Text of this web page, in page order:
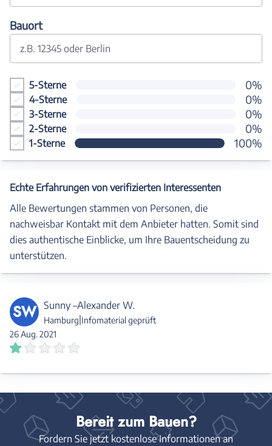
Bauort
z.B. 12345 oder Berlin
5-Sterne 0%
4-Sterne 0%
3-Sterne 0%
2-Sterne 0%
1-Sterne 100%
Echte Erfahrungen von verifizierten Interessenten
Alle Bewertungen stammen von Personen, die
nachweisbar Kontakt mit dem Anbieter hatten. Somit sind
dies authentische Einblicke, um Ihre Bauentscheidung zu
unterstützen.
SW Sunny –Alexander W.
Hamburg|Infomaterial geprüft
26 Aug. 2021
Bereit zum Bauen?
Fordern Sie jetzt kostenlose Informationen an